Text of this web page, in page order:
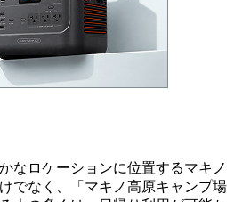
なロケーションに位置するマキノ
でなく、「マキノ高原キャンプ場